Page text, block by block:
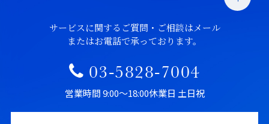
サービスに関するご質問・ご相談はメール
またはお電話で承っております。
03-5828-7004
営業時間 9:00〜18:00休業日 土日祝